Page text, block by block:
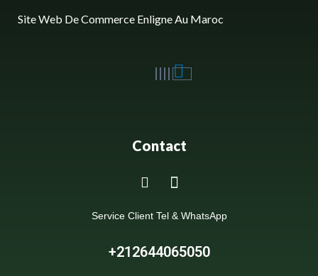
Site Web De Commerce Enligne Au Maroc
Contact
Service Client Tel & WhatsApp
+212644065050